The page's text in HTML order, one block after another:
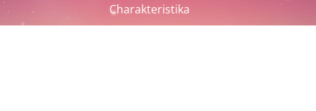
Charakteristika